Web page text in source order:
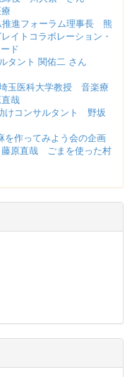
進フォーラム理事長 熊
トコラボレーション・
ド
タント 関佑二 さん
玉医科大学教授 音楽療
哉
けコンサルタント 野坂
を作ってみよう会の企画
原直哉 ごまを使った村